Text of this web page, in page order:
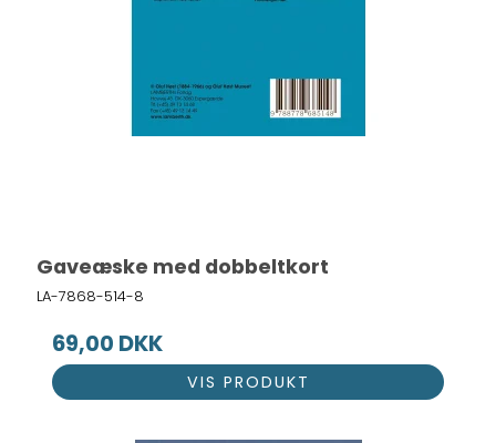
Gaveæske med dobbeltkort
LA-7868-514-8
69,00 DKK
VIS PRODUKT